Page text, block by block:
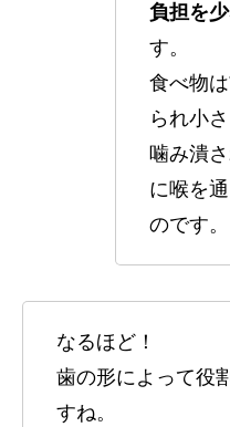
負担を
す。
食べ物
られ小
噛み潰
に喉を
のです。
なるほど！
歯の形によって役
すね。